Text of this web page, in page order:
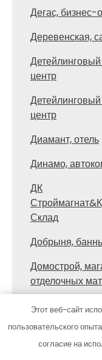
Дегас, бизнес-
Деревенская,
центр
центр
Диамант, отель
Динамо,
ДК
Склад
Добрыня,
Домострой,
отделочных
Доуль центр,
Драйв
Этот веб-сайт
пользовательского
согласие на